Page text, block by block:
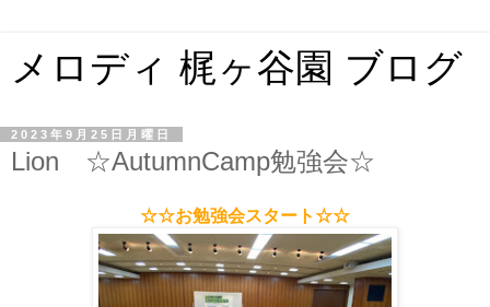
メロディ 梶ヶ谷園 ブログ
2023年9月25日月曜日
Lion ☆AutumnCamp勉強会☆
☆☆お勉強会スタート☆☆